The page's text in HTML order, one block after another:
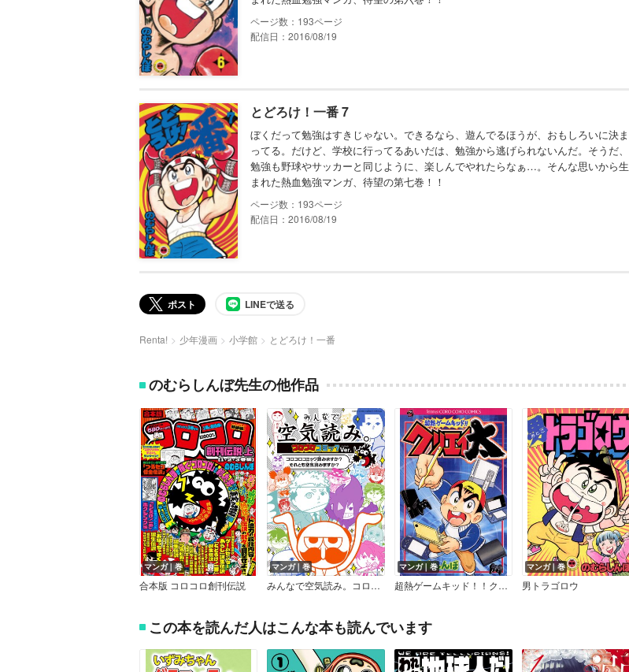
193
配信日：2016/08/19
とどろけ！一番 7
ぼくだって勉強はすきじゃない。できるなら、遊んでるほうが、おもしろいに決ま
ってる。だけど、学校に行ってるあいだは、勉強から逃げられないんだ。そうだ、
勉強も野球やサッカーと同じように、楽しんでやれたらなぁ…。そんな思いから生
まれた熱血勉強マンガ、待望の第七巻！！
193
配信日：2016/08/19
ポスト LINEで送る
Renta! 少年漫画 小学館 とどろけ！一番
のむらしんぼ先生の他作品
マンガ｜巻
合本版 コロコロ創刊伝説
マンガ｜巻
みんなで空気読み。コロコロコミックVer．
マンガ｜巻
超熱ゲームキッド！！クリエイ太
マンガ｜巻
男トラゴロウ
この本を読んだ人はこんな本も読んでいます